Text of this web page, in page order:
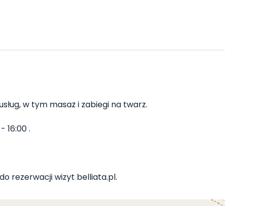
w tym masaż i zabiegi na twarz.
16:00 .
rezerwacji wizyt belliata.pl.